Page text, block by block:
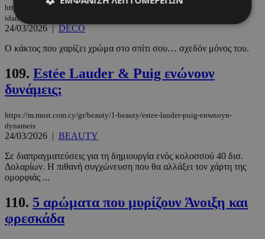
https://m.must.com.cy/gr/culture/deco/to-fyto-poy-anthizei-xoris-kopo-
idaniko-gia-to-pasxa
24/03/2026|DECO
Ο κάκτος που χαρίζει χρώμα στο σπίτι σου… σχεδόν μόνος του.
109. Estée Lauder & Puig ενώνουν
δυνάμεις;
https://m.must.com.cy/gr/beauty/1-beauty/estee-lauder-puig-enwnoyn-
dynameis
24/03/2026 | BEAUTY
Σε διαπραγματεύσεις για τη δημιουργία ενός κολοσσού 40 δισ.
Δολαρίων. Η πιθανή συγχώνευση που θα αλλάξει τον χάρτη της
ομορφιάς ...
110. 5 αρώματα που μυρίζουν Άνοιξη και
φρεσκάδα
Απολύτως απαραίτητα
Απόδοσης
Μη ταξινομημένα
βασικές λειτουργίες του ιστότοπου, όπως τη
σύνδεση χρήστη και τη διαχείριση λογαριασμού.
Ο ιστότοπος δεν μπορεί να χρησιμοποιηθεί σωστά
χωρίς τα απολύτως απαραίτητα cookies.
Ονοματεπώνυμο
Προμηθευτής/
Πεδίο
Λήξη